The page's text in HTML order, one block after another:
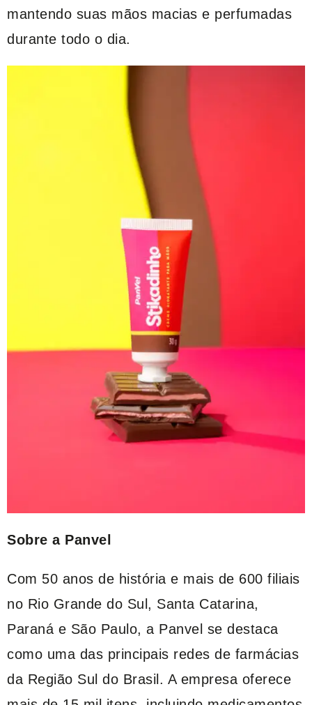
mantendo suas mãos macias e perfumadas
durante todo o dia.
Sobre a Panvel
Com 50 anos de história e mais de 600 filiais
no Rio Grande do Sul, Santa Catarina,
Paraná e São Paulo, a Panvel se destaca
como uma das principais redes de farmácias
da Região Sul do Brasil. A empresa oferece